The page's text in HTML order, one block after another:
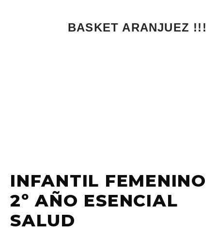
BASKET
INFANTIL FEMENINO
2º AÑO ESENCIAL
SALUD